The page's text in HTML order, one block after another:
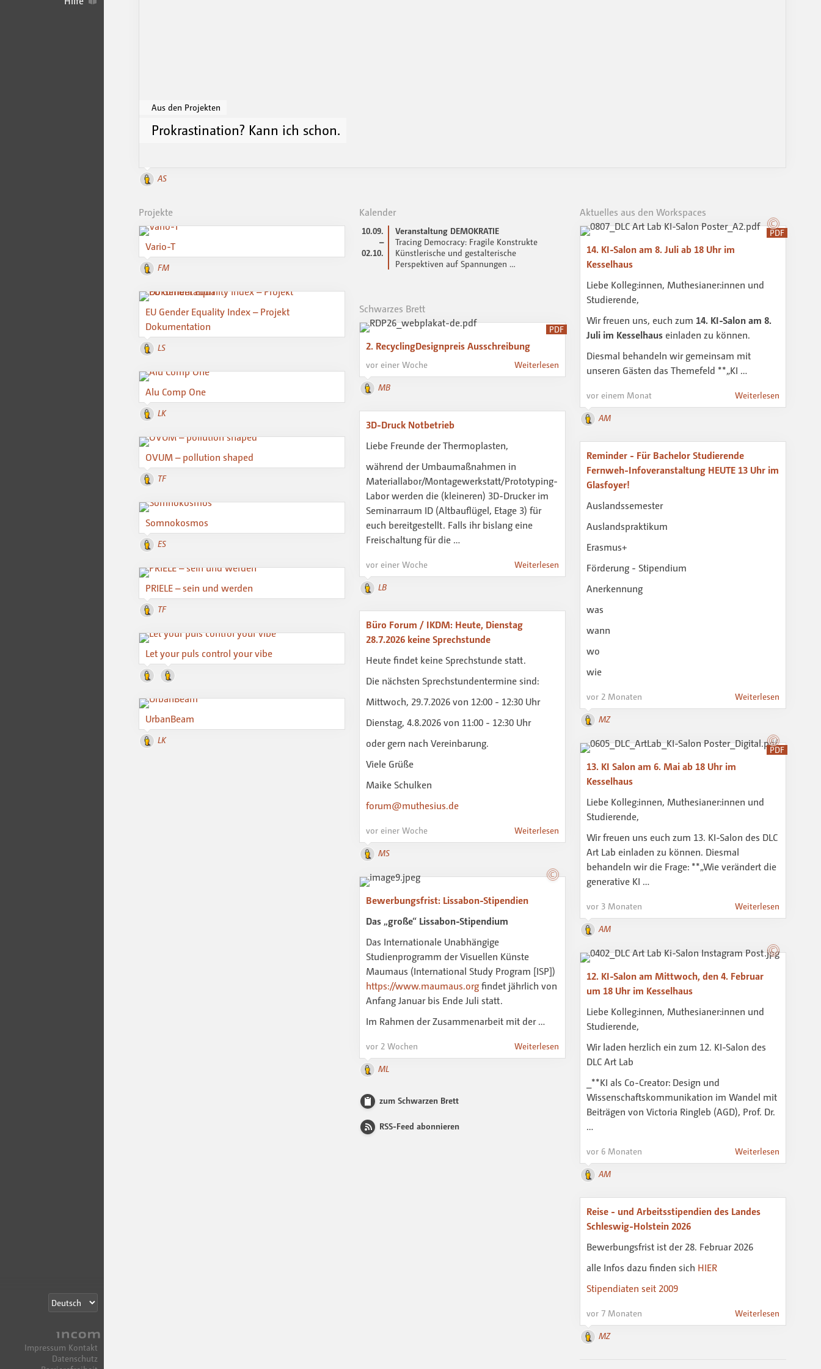
Impressum Kontakt
Datenschutz
Aus den Projekten
Prokrastination? Kann ich schon.
AS
Projekte
Vario-T
FM
EU Gender Equality Index – Projekt
Dokumentation
LS
Alu Comp One
LK
OVUM – pollution shaped
TF
Somnokosmos
ES
PRIELE – sein und werden
TF
Let your puls control your vibe
UrbanBeam
LK
Kalender
10.09.
–
02.10.
Veranstaltung DEMOKRATIE
Tracing Democracy: Fragile Konstrukte
Künstlerische und gestalterische
Perspektiven auf Spannungen …
Schwarzes Brett
PDF
2. RecyclingDesignpreis Ausschreibung
vor einer Woche Weiterlesen
MB
3D-Druck Notbetrieb
Liebe Freunde der Thermoplasten,
während der Umbaumaßnahmen in
Materiallabor/Montagewerkstatt/Prototyping-
Labor werden die (kleineren) 3D-Drucker im
Seminarraum ID (Altbauflügel, Etage 3) für
euch bereitgestellt. Falls ihr bislang eine
Freischaltung für die …
vor einer Woche Weiterlesen
LB
Büro Forum / IKDM: Heute, Dienstag
28.7.2026 keine Sprechstunde
Heute findet keine Sprechstunde statt.
Die nächsten Sprechstundentermine sind:
Mittwoch, 29.7.2026 von 12:00 - 12:30 Uhr
Dienstag, 4.8.2026 von 11:00 - 12:30 Uhr
oder gern nach Vereinbarung.
Viele Grüße
Maike Schulken
forum@muthesius.de
vor einer Woche Weiterlesen
MS
Bewerbungsfrist: Lissabon-Stipendien
Das „große“ Lissabon-Stipendium
Das Internationale Unabhängige
Studienprogramm der Visuellen Künste
Maumaus (International Study Program [ISP])
https://www.maumaus.orgfindet jährlich von
Anfang Januar bis Ende Juli statt.
Im Rahmen der Zusammenarbeit mit der …
vor 2 Wochen Weiterlesen
ML
zum Schwarzen Brett
RSS-Feed abonnieren
Aktuelles aus den Workspaces
PDF
14. KI-Salon am 8. Juli ab 18 Uhr im
Kesselhaus
Liebe Kolleg:innen, Muthesianer:innen und
Studierende,
Wir freuen uns, euch zum 14. KI-Salon am 8.
Juli im Kesselhauseinladen zu können.
Diesmal behandeln wir gemeinsam mit
unseren Gästen das Themefeld **„KI …
vor einem Monat Weiterlesen
AM
Reminder - Für Bachelor Studierende
Fernweh-Infoveranstaltung HEUTE 13 Uhr im
Glasfoyer!
Auslandssemester
Auslandspraktikum
Erasmus+
Förderung - Stipendium
Anerkennung
was
wann
wo
wie
vor 2 Monaten Weiterlesen
MZ
PDF
13. KI Salon am 6. Mai ab 18 Uhr im
Kesselhaus
Liebe Kolleg:innen, Muthesianer:innen und
Studierende,
Wir freuen uns euch zum 13. KI-Salon des DLC
Art Lab einladen zu können. Diesmal
behandeln wir die Frage: **„Wie verändert die
generative KI …
vor 3 Monaten Weiterlesen
AM
12. KI-Salon am Mittwoch, den 4. Februar
um 18 Uhr im Kesselhaus
Liebe Kolleg:innen, Muthesianer:innen und
Studierende,
Wir laden herzlich ein zum 12. KI-Salon des
DLC Art Lab
_**KI als Co-Creator: Design und
Wissenschaftskommunikation im Wandel mit
Beiträgen von Victoria Ringleb (AGD), Prof. Dr.
…
vor 6 Monaten Weiterlesen
AM
Reise - und Arbeitsstipendien des Landes
Schleswig-Holstein 2026
Bewerbungsfrist ist der 28. Februar 2026
alle Infos dazu finden sich HIER
Stipendiaten seit 2009
vor 7 Monaten Weiterlesen
MZ